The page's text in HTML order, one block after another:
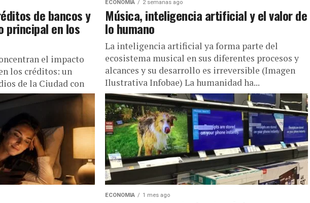
de bancos y
principal en los
el impacto
los créditos: un
de la Ciudad con
ECONOMIA 2 semanas ago
Música, inteligencia artificial y el valor de
lo humano
La inteligencia artificial ya forma parte del
ecosistema musical en sus diferentes procesos y
alcances y su desarrollo es irreversible (Imagen
Ilustrativa Infobae) La humanidad ha...
ECONOMIA 1 mes ago